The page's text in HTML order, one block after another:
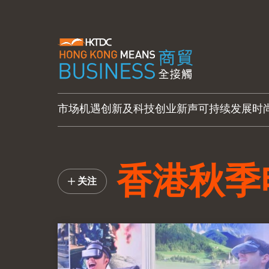
市场机遇创新及科技创业新声可持续发展时
香港秋
关注